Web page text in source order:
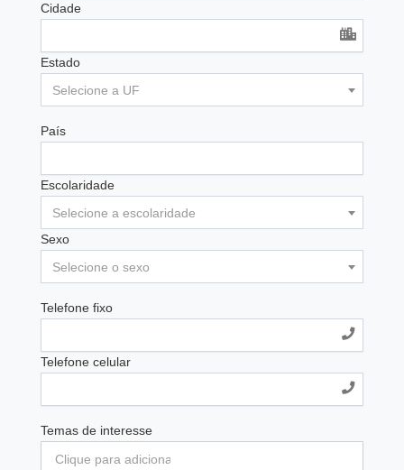
Cidade
Estado
Selecione a UF
País
Escolaridade
Selecione a escolaridade
Sexo
Selecione o sexo
Telefone fixo
Telefone celular
Temas de interesse